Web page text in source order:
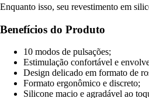
Enquanto isso, seu revestimento em
Benefícios do Produto
10 modos de pulsações;
Estimulação confortável e
Design delicado em formato de
Formato ergonômico e discreto;
Silicone macio e agradável ao